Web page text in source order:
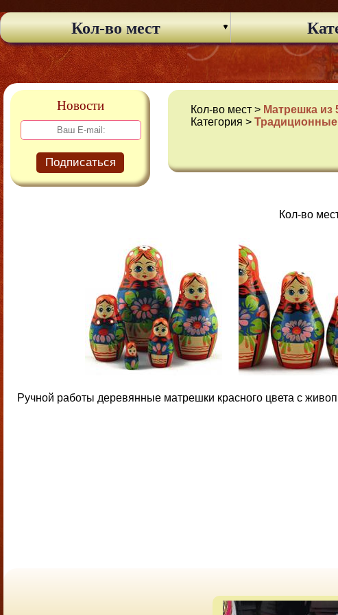
Кол-во мест
Новости
Подписаться
Кол-во мест > Матрешка из
Категория >
Кол-во
Ручной работы деревянные матрешки красного цвета с